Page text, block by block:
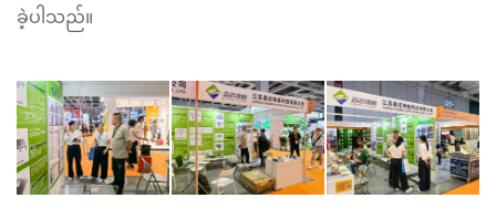
ခဲ့ပါသည်။